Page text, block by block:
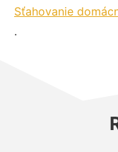
Sťahovanie
.